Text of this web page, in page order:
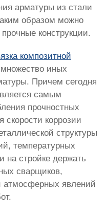
арматуры из стали
образом можно
конструкции.
композитной
иных
Причем сегодня
самым
прочностных
скорости коррозии
структуры
температурных
на стройке держать
сварщиков,
атмосферных явлений